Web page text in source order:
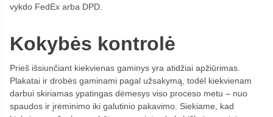
vykdo FedEx arba DPD.
Kokybės kontrolė
Prieš išsiunčiant kiekvienas gaminys yra atidžiai apžiūrimas.
Plakatai ir drobės gaminami pagal užsakymą, todėl kiekvienam
darbui skiriamas ypatingas dėmesys viso proceso metu – nuo
spaudos ir įrėminimo iki galutinio pakavimo. Siekiame, kad